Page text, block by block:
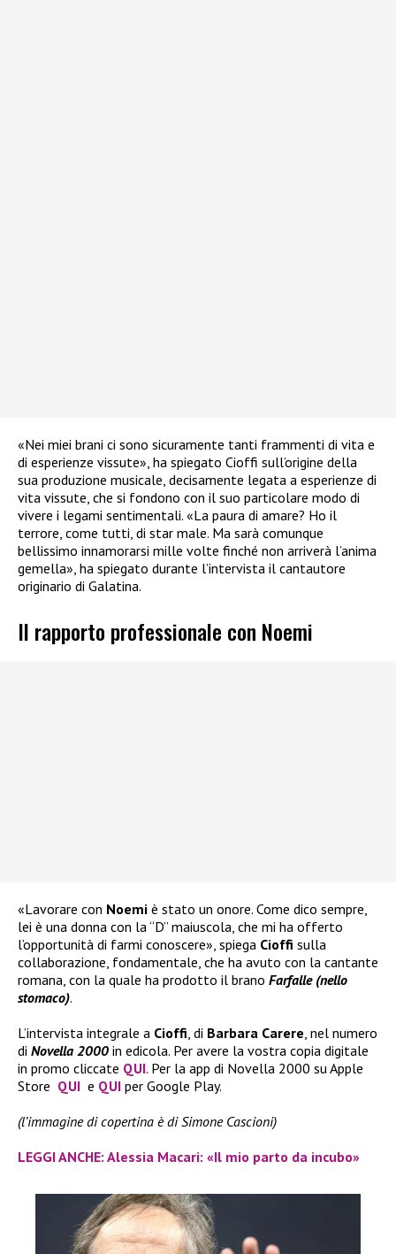
«Nei miei brani ci sono sicuramente tanti frammenti di vita e
di esperienze vissute», ha spiegato Cioffi sull’origine della
sua produzione musicale, decisamente legata a esperienze di
vita vissute, che si fondono con il suo particolare modo di
vivere i legami sentimentali. «La paura di amare? Ho il
terrore, come tutti, di star male. Ma sarà comunque
bellissimo innamorarsi mille volte finché non arriverà l’anima
gemella», ha spiegato durante l’intervista il cantautore
originario di Galatina.
Il rapporto professionale con Noemi
«Lavorare con Noemi è stato un onore. Come dico sempre,
lei è una donna con la “D” maiuscola, che mi ha offerto
l’opportunità di farmi conoscere», spiega Cioffi sulla
collaborazione, fondamentale, che ha avuto con la cantante
romana, con la quale ha prodotto il brano Farfalle (nello
stomaco).
L’intervista integrale a Cioffi , di Barbara Carere , nel numero
di Novella 2000 in edicola. Per avere la vostra copia digitale
in promo cliccate QUI. Per la app di Novella 2000 su Apple
Store QUI e QUI per Google Play.
(l’immagine di copertina è di Simone Cascioni)
LEGGI ANCHE: Alessia Macari: «Il mio parto da incubo»